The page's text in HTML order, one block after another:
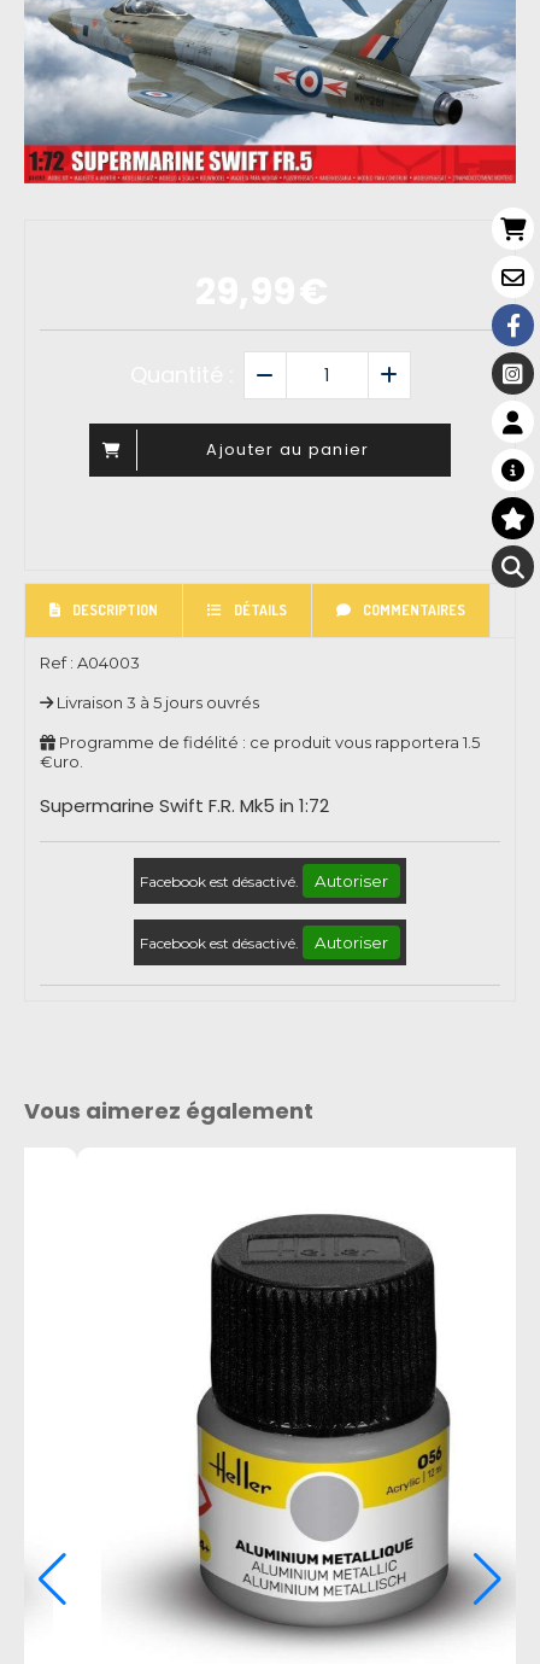
Ajouter au panier
DESCRIPTION DÉTAILS COMMENTAIRES
Ref : A04003
Livraison 3 à 5 jours ouvrés
Programme de fidélité : ce produit vous rapportera 1.5
€uro.
Supermarine Swift F.R. Mk5 in 1:72
Facebook est désactivé. Autoriser
Facebook est désactivé. Autoriser
Vous aimerez également